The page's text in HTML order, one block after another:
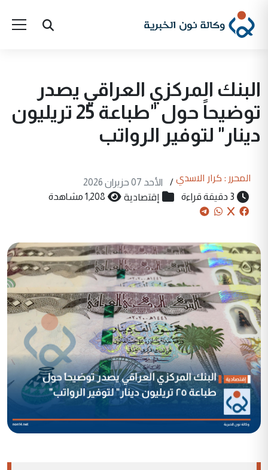
البنك المركزي العراقي يصدر
توضيحاً حول "طباعة 25 تريليون
دينار" لتوفير الرواتب
المحرر : كرار الاسدي /
الأحد 07 حزيران 2026
3 دقيقة قراءة
إقتصادية 1,208 مشاهدة